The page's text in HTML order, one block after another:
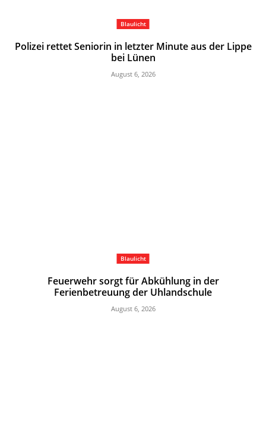
Blaulicht
Polizei rettet Seniorin in letzter Minute aus der Lippe
bei Lünen
August 6, 2026
Blaulicht
Feuerwehr sorgt für Abkühlung in der
Ferienbetreuung der Uhlandschule
August 6, 2026